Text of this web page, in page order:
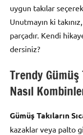
uygun takılar
Unutmayın ki
parçadır. Kendi
dersiniz?
Trendy Gümüş
Nasıl
Gümüş Takıların
kazaklar veya palto